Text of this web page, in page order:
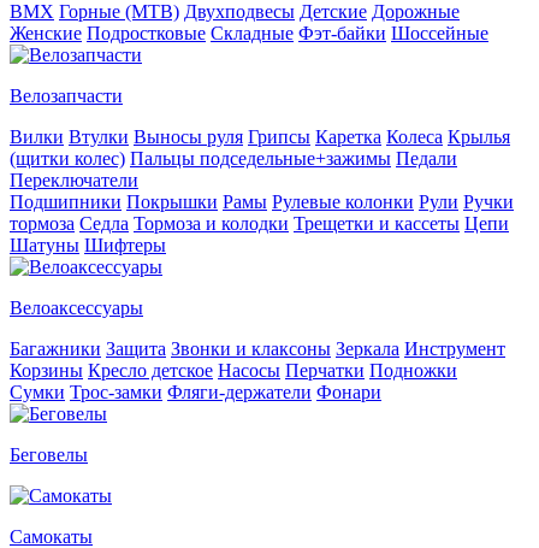
BMX Горные (MTB) Двухподвесы Детские Дорожные
Женские Подростковые Складные Фэт-байки Шоссейные
Велозапчасти
Вилки Втулки Выносы руля Грипсы Каретка Колеса Крылья
(щитки колес) Пальцы подседельные+зажимы Педали
Переключатели
Подшипники Покрышки Рамы Рулевые колонки Рули Ручки
тормоза Седла Тормоза и колодки Трещетки и кассеты Цепи
Шатуны Шифтеры
Велоаксессуары
Багажники Защита Звонки и клаксоны Зеркала Инструмент
Корзины Кресло детское Насосы Перчатки Подножки
Сумки Трос-замки Фляги-держатели Фонари
Беговелы
Самокаты